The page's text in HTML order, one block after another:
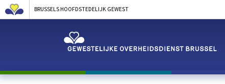
BRUSSELS HOOFDSTEDELIJK GEWEST